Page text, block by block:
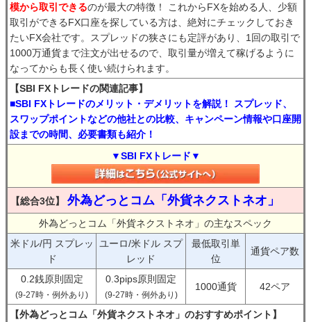
模から取引できるのが最大の特徴！ これからFXを始める人、少額
取引ができるFX口座を探している方は、絶対にチェックしておき
たいFX会社です。スプレッドの狭さにも定評があり、1回の取引で
1000万通貨まで注文が出せるので、取引量が増えて稼げるように
なってからも長く使い続けられます。
【SBI FXトレードの関連記事】
■SBI FXトレードのメリット・デメリットを解説！ スプレッド、
スワップポイントなどの他社との比較、キャンペーン情報や口座開
設までの時間、必要書類も紹介！
▼SBI FXトレード▼
【総合3位】 外為どっとコム「外貨ネクストネオ」
外為どっとコム「外貨ネクストネオ」の主なスペック
米ドル/円 スプレッ
ド
ユーロ/米ドル スプ
レッド
最低取引単
位
通貨ペア数
0.2銭原則固定
(9-27時・例外あり)
0.3pips原則固定
(9-27時・例外あり)
1000通貨 42ペア
【外為どっとコム「外貨ネクストネオ」のおすすめポイント】